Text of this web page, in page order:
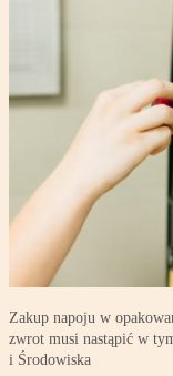
Zakup napoju w
zwrot musi nastąpić w
i Środowiska